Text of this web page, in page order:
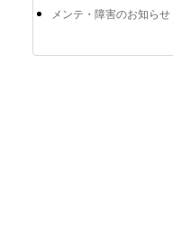
メンテ・障害のお知らせ